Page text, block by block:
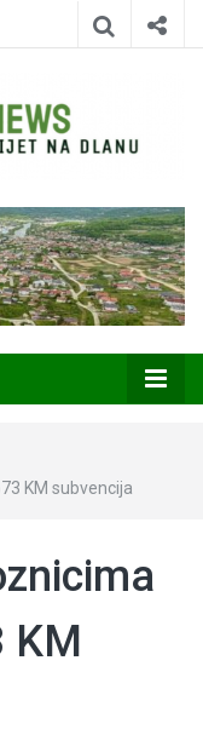
KM subvencija
KM